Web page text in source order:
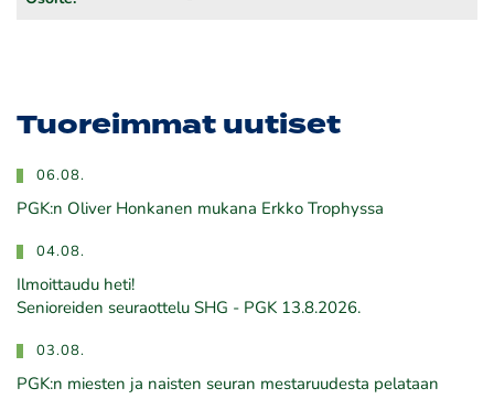
Tuoreimmat uutiset
06.08.
PGK:n Oliver Honkanen mukana Erkko Trophyssa
04.08.
Ilmoittaudu heti!
​​​​​​​Senioreiden seuraottelu SHG - PGK 13.8.2026.
03.08.
PGK:n miesten ja naisten seuran mestaruudesta pelataan